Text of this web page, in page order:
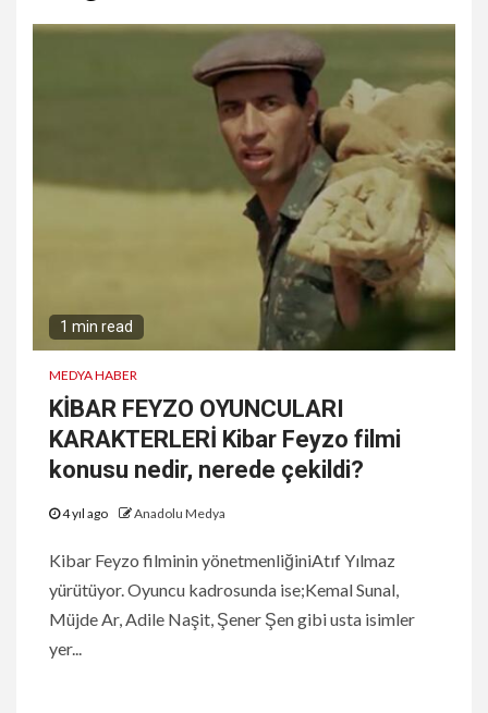
1 min read
MEDYA HABER
KİBAR FEYZO OYUNCULARI
KARAKTERLERİ Kibar Feyzo filmi
konusu nedir, nerede çekildi?
4 yıl ago Anadolu Medya
Kibar Feyzo filminin yönetmenliğiniAtıf Yılmaz
yürütüyor. Oyuncu kadrosunda ise;Kemal Sunal,
Müjde Ar, Adile Naşit, Şener Şen gibi usta isimler
yer...